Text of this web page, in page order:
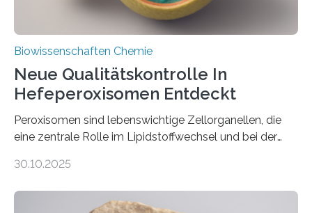
Biowissenschaften Chemie
Neue Qualitätskontrolle In
Hefeperoxisomen Entdeckt
Peroxisomen sind lebenswichtige Zellorganellen, die
eine zentrale Rolle im Lipidstoffwechsel und bei der
erfüllen können, müssen zahlreiche Enzyme präzise in
der Ruhr-Universität Bochum um Prof. Dr. Ralf Erdmann
30.10.2025